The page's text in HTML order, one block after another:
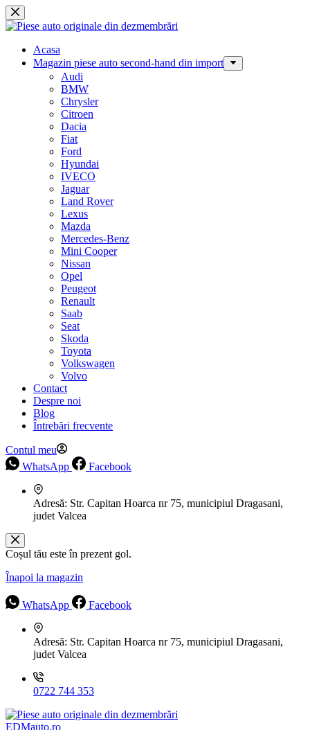
Sari
la
Acasa
Magazin piese auto second-hand din import
Audi
BMW
Chrysler
Citroen
Dacia
Fiat
Ford
Hyundai
IVECO
Jaguar
Land Rover
Lexus
Mazda
Mercedes-Benz
Mini Cooper
Nissan
Opel
Peugeot
Renault
Saab
Seat
Skoda
Toyota
Volkswagen
Volvo
Contact
Despre noi
Blog
Întrebări frecvente
Contul meu
WhatsApp
Facebook
Adresă: Str. Capitan Hoarca nr 75, municipiul Dragasani,
judet Valcea
Coșul tău este în prezent gol.
Înapoi la magazin
WhatsApp Facebook
Adresă: Str. Capitan Hoarca nr 75, municipiul Dragasani,
judet Valcea
0722 744 353
EDMauto.ro